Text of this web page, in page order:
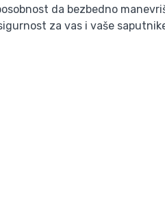
da bezbedno
za vas i vaše